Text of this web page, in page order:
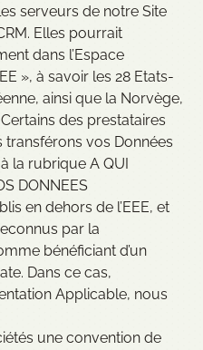
serveurs de notre Site
Elles pourrait
dans l’Espace
», à savoir les 28 Etats-
ainsi que la Norvège,
des prestataires
vos Données
la rubrique A QUI
DONNEES
en dehors de l’EEE, et
par la
bénéficiant d’un
Dans ce cas,
Applicable, nous
une convention de